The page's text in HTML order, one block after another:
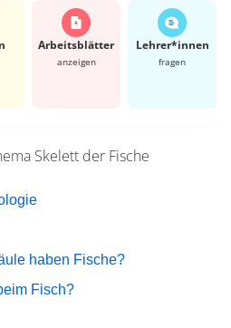
Arbeits­blätter
anzeigen
Lehrer*​innen
fragen
Skelett der Fische
haben Fische?
Fisch?